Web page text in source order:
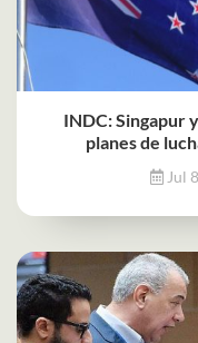
INDC: Singapur
planes de
Jul